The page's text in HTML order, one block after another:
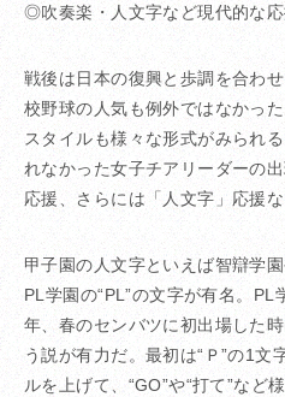
◎吹奏楽・人文字など現代的な応
戦後は日本の復興と歩調を合わ
校野球の人気も例外ではなかっ
スタイルも様々な形式がみられ
れなかった女子チアリーダーの
応援、さらには「人文字」応援
甲子園の人文字といえば智辯学
PL学園の“PL”の文字が有名。PL
年、春のセンバツに初出場した
う説が有力だ。最初は“Ｐ”の1文
ルを上げて、“GO”や“打て”など